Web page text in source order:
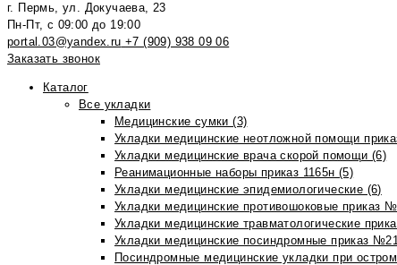
г. Пермь, ул. Докучаева, 23
Пн-Пт, с 09:00 до 19:00
portal.03@yandex.ru +7 (909) 938 09 06
Заказать звонок
Каталог
Все укладки
Медицинские сумки (3)
Укладки медицинские неотложной помощи
Укладки медицинские врача скорой помощи (6)
Реанимационные наборы приказ 1165н (5)
Укладки медицинские эпидемиологические (6)
Укладки медицинские противошоковые приказ
Укладки медицинские травматологические
Укладки медицинские посиндромные приказ
Посиндромные медицинские укладки при